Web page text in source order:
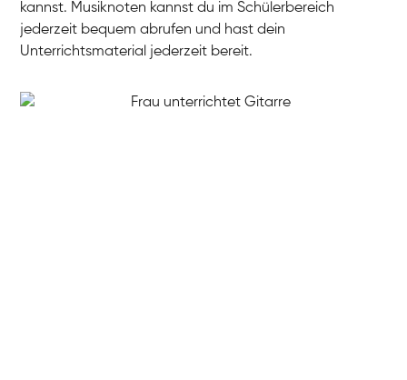
kannst. Musiknoten kannst du im Schülerbereich
jederzeit bequem abrufen und hast dein
Unterrichtsmaterial jederzeit bereit.